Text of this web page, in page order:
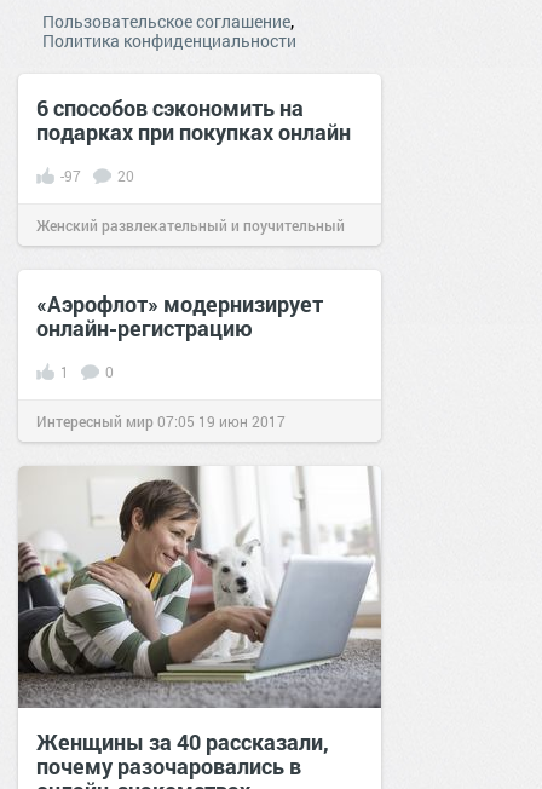
Пользовательское соглашение,
Политика конфиденциальности
6 способов сэкономить на
подарках при покупках онлайн
-97 20
Женский развлекательный и поучительный
сайт.15:5811 дек 2019
«Аэрофлот» модернизирует
онлайн-регистрацию
1 0
Интересный мир07:05 19 июн 2017
Женщины за 40 рассказали,
почему разочаровались в